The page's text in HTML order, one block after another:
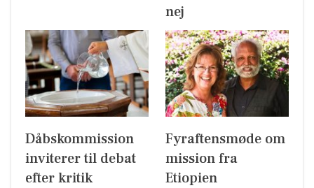
nej
Dåbskommission
inviterer til debat
efter kritik
Fyraftensmøde om
mission fra
Etiopien